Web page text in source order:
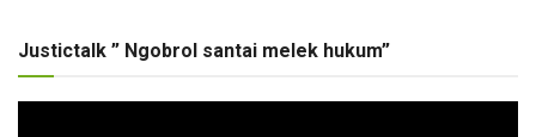
Justictalk ” Ngobrol santai melek hukum”